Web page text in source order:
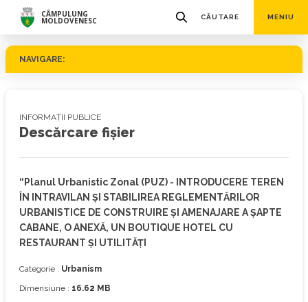
CÂMPULUNG
MOLDOVENESC CĂUTARE MENIU
NAVIGARE:
INFORMAȚII PUBLICE
Descărcare fișier
“Planul Urbanistic Zonal (PUZ) - INTRODUCERE TEREN
ÎN INTRAVILAN ȘI STABILIREA REGLEMENTĂRILOR
URBANISTICE DE CONSTRUIRE ȘI AMENAJARE A ȘAPTE
CABANE, O ANEXĂ, UN BOUTIQUE HOTEL CU
RESTAURANT ȘI UTILITĂȚI
Categorie : Urbanism
Dimensiune : 16.62 MB